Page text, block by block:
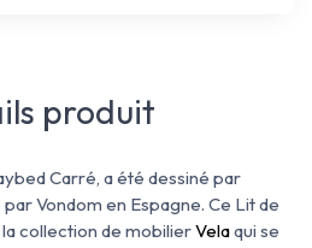
produit
Carré, a été dessiné par
Vondom en Espagne. Ce Lit de
collection de mobilierVelaqui se